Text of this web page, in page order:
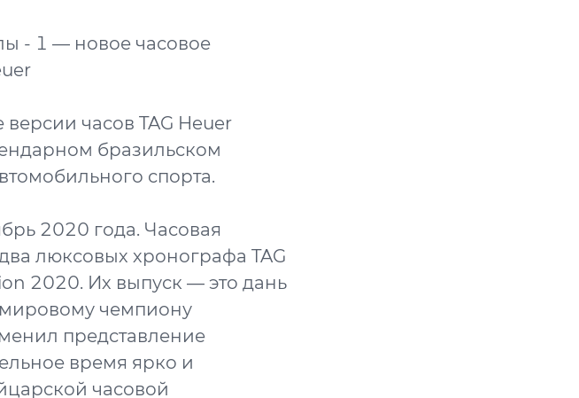
- 1 — новое часовое
часов TAG Heuer
бразильском
спорта.
2020 года. Часовая
люксовых хронографа TAG
2020. Их выпуск — это дань
чемпиону
представление
время ярко и
часовой